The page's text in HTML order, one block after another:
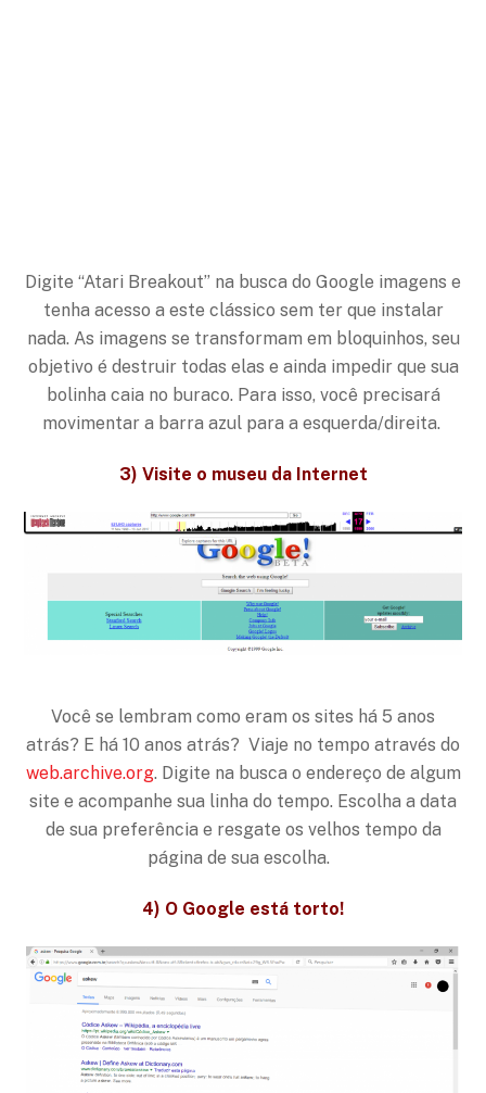
Digite “Atari Breakout” na busca do Google imagens e
tenha acesso a este clássico sem ter que instalar
nada. As imagens se transformam em bloquinhos, seu
objetivo é destruir todas elas e ainda impedir que sua
bolinha caia no buraco. Para isso, você precisará
movimentar a barra azul para a esquerda/direita.
3) Visite o museu da Internet
Você se lembram como eram os sites há 5 anos
atrás? E há 10 anos atrás? Viaje no tempo através do
web.archive.org. Digite na busca o endereço de algum
site e acompanhe sua linha do tempo. Escolha a data
de sua preferência e resgate os velhos tempo da
página de sua escolha.
4) O Google está torto!